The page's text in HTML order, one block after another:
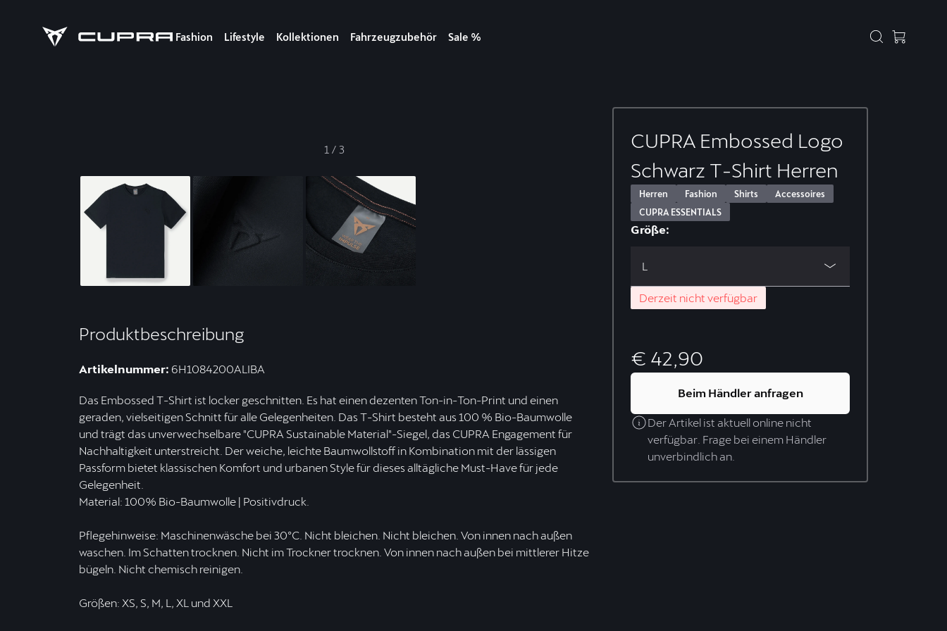
Fashion Lifestyle Kollektionen Fahrzeugzubehör Sale %
1 / 3
Produktbeschreibung
Artikelnummer: 6H1084200ALIBA
Das Embossed T-Shirt ist locker geschnitten. Es hat einen dezenten Ton-in-Ton-Print und einen
geraden, vielseitigen Schnitt für alle Gelegenheiten. Das T-Shirt besteht aus 100 % Bio-Baumwolle
und trägt das unverwechselbare "CUPRA Sustainable Material"-Siegel, das CUPRA Engagement für
Nachhaltigkeit unterstreicht. Der weiche, leichte Baumwollstoff in Kombination mit der lässigen
Passform bietet klassischen Komfort und urbanen Style für dieses alltägliche Must-Have für jede
Gelegenheit.
Material: 100% Bio-Baumwolle | Positivdruck.
Pflegehinweise: Maschinenwäsche bei 30ºC. Nicht bleichen. Nicht bleichen. Von innen nach außen
waschen. Im Schatten trocknen. Nicht im Trockner trocknen. Von innen nach außen bei mittlerer Hitze
bügeln. Nicht chemisch reinigen.
Größen: XS, S, M, L, XL und XXL
CUPRA Embossed Logo
Schwarz T-Shirt Herren
Herren Fashion Shirts
Accessoires
CUPRA ESSENTIALS
Größe:
L
Derzeit nicht verfügbar
€ 42,90
Beim Händler anfragen
Der Artikel ist aktuell online nicht
verfügbar. Frage bei einem Händler
unverbindlich an.